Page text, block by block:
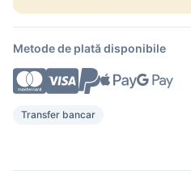
Metode de plată disponibile
Transfer bancar